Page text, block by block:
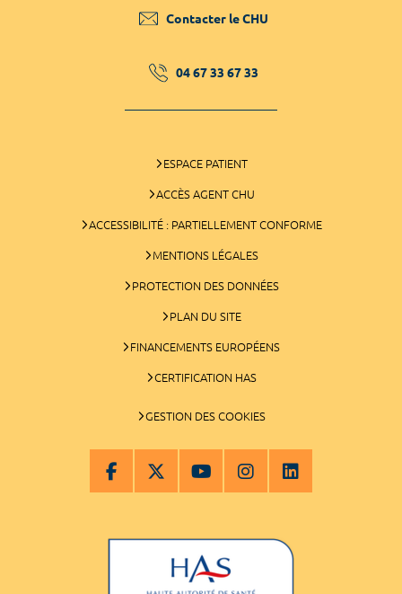
Contacter le CHU
04 67 33 67 33
ESPACE PATIENT
ACCÈS AGENT CHU
ACCESSIBILITÉ : PARTIELLEMENT CONFORME
MENTIONS LÉGALES
PROTECTION DES DONNÉES
PLAN DU SITE
FINANCEMENTS EUROPÉENS
CERTIFICATION HAS
GESTION DES COOKIES